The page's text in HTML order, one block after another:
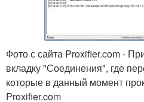
Фото с сайта Proxifier.com -
вкладку "Соединения", где
которые в данный момент
Proxifier.com